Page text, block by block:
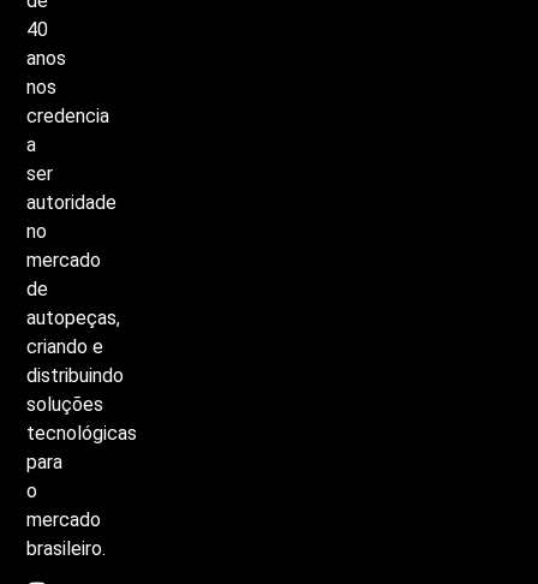
40
anos
nos
credencia
a
ser
autoridade
no
mercado
de
autopeças,
criando e
distribuindo
soluções
tecnológicas
para
o
mercado
brasileiro.